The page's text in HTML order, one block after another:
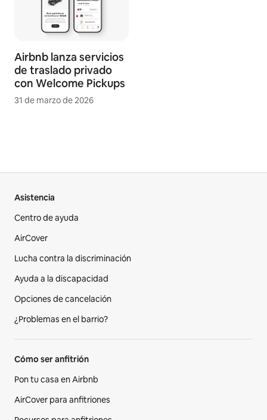
Airbnb lanza servicios
de traslado privado
con Welcome Pickups
31 de marzo de 2026
Asistencia
Centro de ayuda
AirCover
Lucha contra la discriminación
Ayuda a la discapacidad
Opciones de cancelación
¿Problemas en el barrio?
Cómo ser anfitrión
Pon tu casa en Airbnb
AirCover para anfitriones